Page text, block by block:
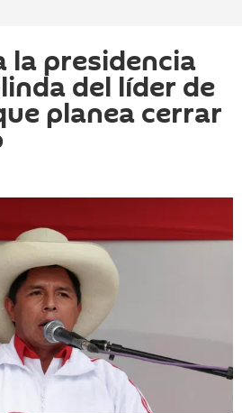
la presidencia
del líder de
planea cerrar